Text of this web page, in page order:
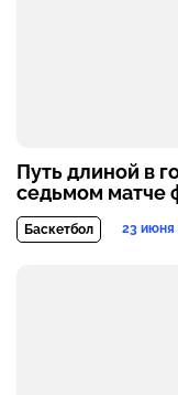
Путь длиной в
седьмом матче
Баскетбол 23 июня